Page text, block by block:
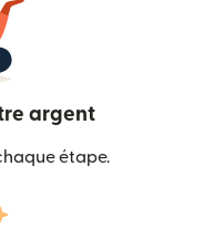
argent
étape.